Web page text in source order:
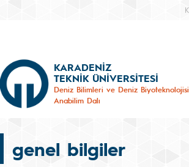
KARADENİZ
TEKNİK ÜNİVERSİTESİ
Deniz Bilimleri ve Deniz Biyoteknolojisi
Anabilim Dalı
genel bilgiler